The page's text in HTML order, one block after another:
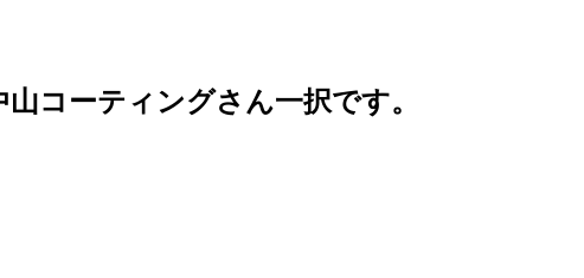
コーティングさん一択です。